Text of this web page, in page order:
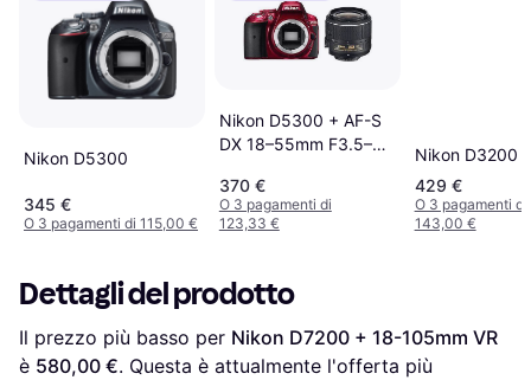
Nikon D5300
345 €
O 3 pagamenti di 115,00 €
Nikon D5300 + AF-S
DX 18–55mm F3.5–
370 €
O 3 pagamenti di
123,33 €
Nikon D3200
429 €
O 3 pagamenti di
143,00 €
Dettagli del prodotto
Il prezzo più basso per Nikon D7200 + 18-105mm VR
è 580,00 €. Questa è attualmente l'offerta più